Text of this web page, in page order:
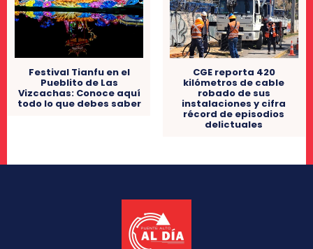
Festival Tianfu en el
Pueblito de Las
Vizcachas: Conoce aquí
todo lo que debes saber
CGE reporta 420
kilómetros de cable
robado de sus
instalaciones y cifra
récord de episodios
delictuales